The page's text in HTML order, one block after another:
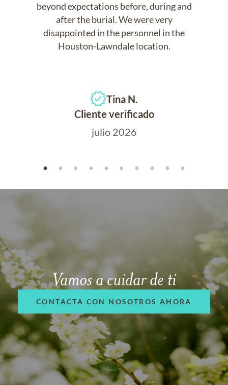
beyond expectations before, during and
after the burial. We were very
disappointed in the personnel in the
Houston-Lawndale location.
Tina N.
Cliente verificado
julio 2026
Vamos a cuidar de ti
CONTACTA CON NOSOTROS AHORA